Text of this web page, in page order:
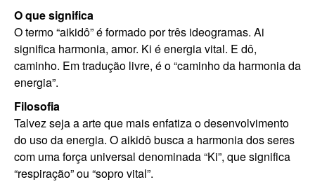
O que significa
O termo “aikidô” é formado por três ideogramas. Ai
significa harmonia, amor. Ki é energia vital. E dô,
caminho. Em tradução livre, é o “caminho da harmonia da
energia”.
Filosofia
Talvez seja a arte que mais enfatiza o desenvolvimento
do uso da energia. O aikidô busca a harmonia dos seres
com uma força universal denominada “Ki”, que significa
“respiração” ou “sopro vital”.